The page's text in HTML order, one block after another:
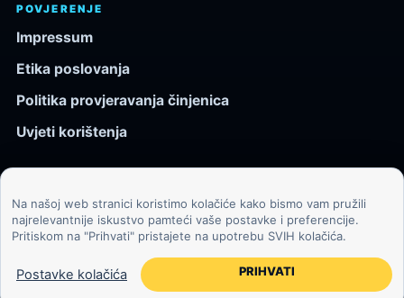
POVJERENJE
Impressum
Etika poslovanja
Politika provjeravanja činjenica
Uvjeti korištenja
© 2026 Kozmos.hr. Sva prava pridržana.
Svemir, znanost, tehnologija i velike ideje za znatiželjne
čitatelje.
Na našoj web stranici koristimo kolačiće kako bismo vam pružili
najrelevantnije iskustvo pamteći vaše postavke i preferencije.
Pritiskom na "Prihvati" pristajete na upotrebu SVIH kolačića.
Postavke kolačića PRIHVATI